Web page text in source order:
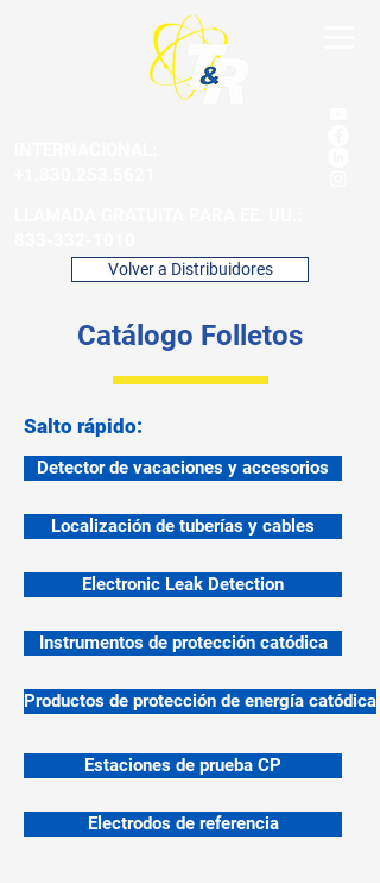
Volver a Distribuidores
Catálogo Folletos
Salto rápido:
Detector de vacaciones y accesorios
Localización de tuberías y cables
Electronic Leak Detection
Instrumentos de protección catódica
Productos de protección de energía catódica
Estaciones de prueba CP
Electrodos de referencia